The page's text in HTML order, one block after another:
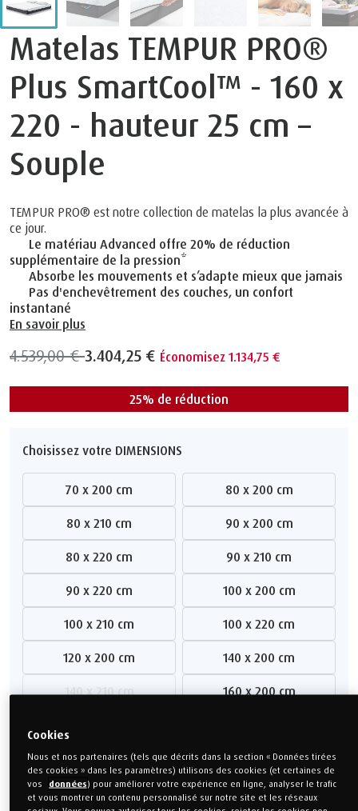
Matelas TEMPUR PRO®
Plus SmartCool™ - 160 x
220 - hauteur 25 cm –
Souple
TEMPUR PRO® est notre collection de matelas la plus avancée à
ce jour.
Le matériau Advanced offre 20% de réduction
supplémentaire de la pression*
Absorbe les mouvements et s’adapte mieux que jamais
Pas d'enchevêtrement des couches, un confort
instantané
En savoir plus
4.539,00 €3.404,25 € Économisez 1.134,75 €
25% de réduction
Choisissez votre DIMENSIONS
70 x 200 cm 80 x 200 cm
80 x 210 cm 90 x 200 cm
80 x 220 cm 90 x 210 cm
90 x 220 cm 100 x 200 cm
100 x 210 cm 100 x 220 cm
120 x 200 cm 140 x 200 cm
140 x 210 cm 160 x 200 cm
180 x 200 cm 180 x 210 cm
180 x 220 cm 200 x 200 cm
Cookies
Nous et nos partenaires (tels que décrits dans la section « Données tirées
des cookies » dans les paramètres) utilisons des cookies (et certaines de
vos
données) pour améliorer votre expérience en ligne, analyser le trafic
et vous montrer un contenu personnalisé sur notre site et les réseaux